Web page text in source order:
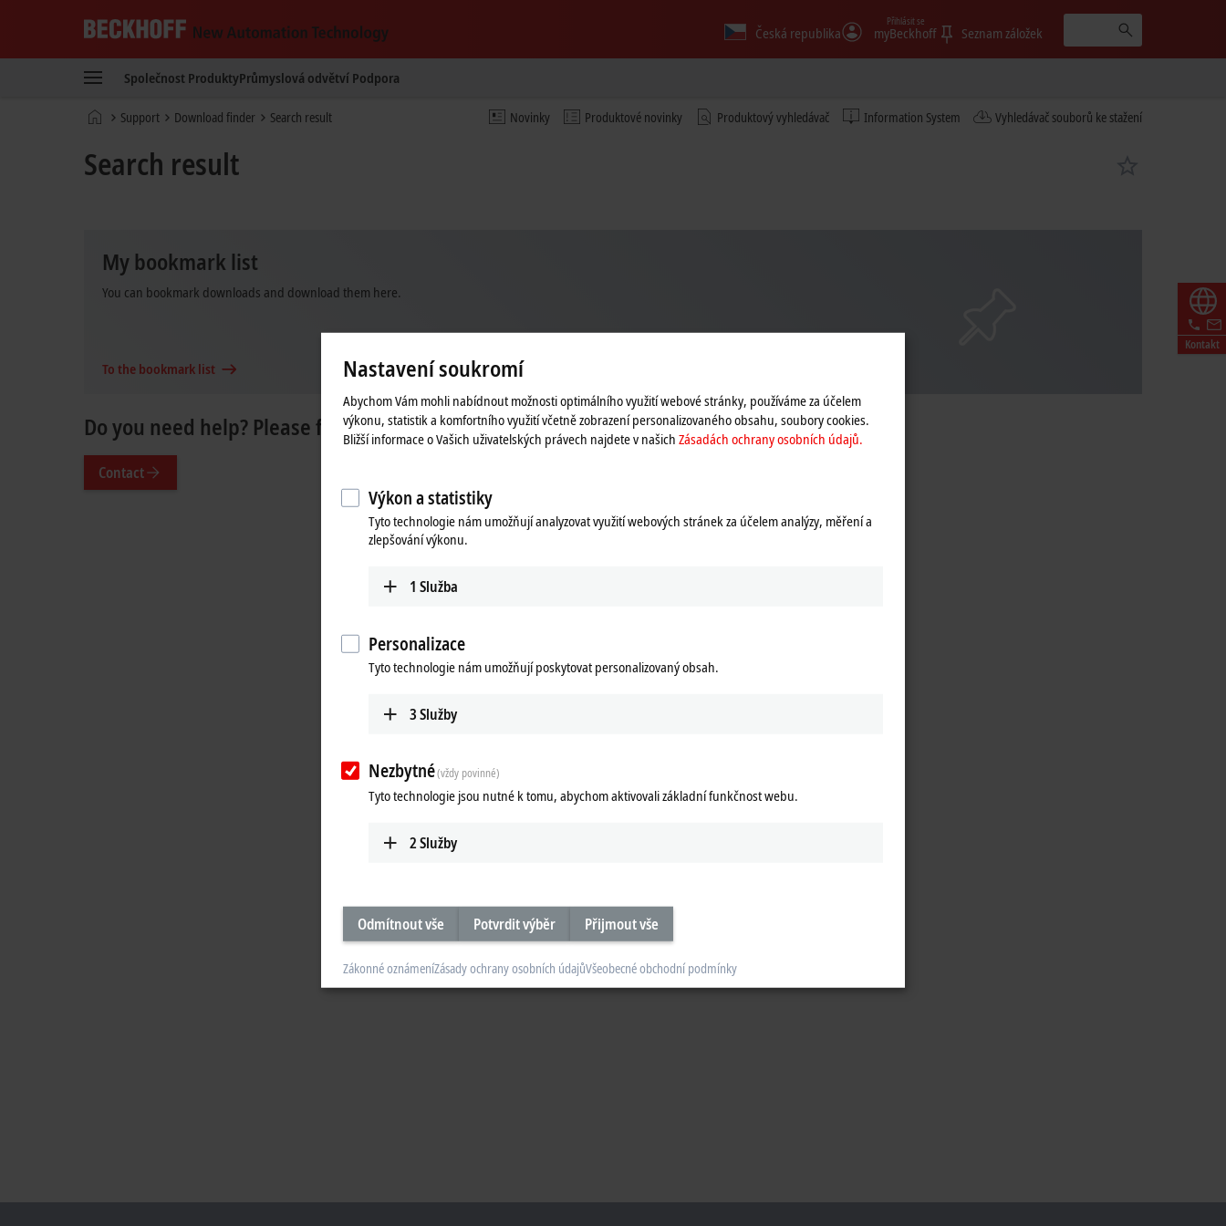
New
Technology
Česká republika myBeckhoff
Přihlásit se
Seznam záložek
Společnost ProduktyPrůmyslová odvětví Podpora
Novinky Produktové novinky Produktový vyhledávač Information System Vyhledávač souborů ke stažení
DomovskáSupport Download finder Search result
Kontakt
Search result
My bookmark list
You can bookmark downloads and download them here.
To the bookmark list
Do you need help? Please feel free to contact us.
Contact
Nastavení soukromí
Abychom Vám mohli nabídnout možnosti optimálního využití webové stránky, používáme za účelem
výkonu, statistik a komfortního využití včetně zobrazení personalizovaného obsahu, soubory cookies.
Bližší informace o Vašich uživatelských právech najdete v našich Zásadách ochrany osobních údajů.
Výkon a statistiky
Tyto technologie nám umožňují analyzovat využití webových stránek za účelem analýzy, měření a
zlepšování výkonu.
1 Služba
Personalizace
Tyto technologie nám umožňují poskytovat personalizovaný obsah.
3Služby
Nezbytné(vždy povinné)
Tyto technologie jsou nutné k tomu, abychom aktivovali základní funkčnost webu.
2Služby
Odmítnout vše Potvrdit výběr Přijmout vše
Zákonné oznámeníZásady ochrany osobních údajůVšeobecné obchodní podmínky